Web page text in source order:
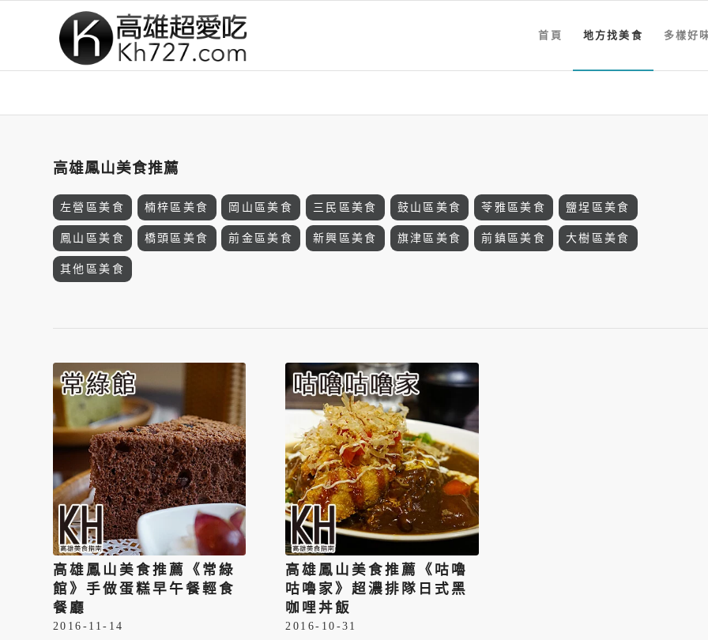
首頁 地方找美食 多樣好
高雄鳳山美食推薦
左營區美食 楠梓區美食 岡山區美食 三民區美食 鼓山區美食 苓雅區美食 鹽埕區美食
鳳山區美食 橋頭區美食 前金區美食 新興區美食 旗津區美食 前鎮區美食 大樹區美食
其他區美食
高雄鳳山美食推薦《常綠
館》手做蛋糕早午餐輕食
餐廳
2016-11-14
高雄鳳山美食推薦《咕嚕
咕嚕家》超濃排隊日式黑
咖哩丼飯
2016-10-31